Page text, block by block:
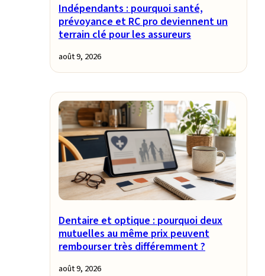
Indépendants : pourquoi santé,
prévoyance et RC pro deviennent un
terrain clé pour les assureurs
août 9, 2026
Dentaire et optique : pourquoi deux
mutuelles au même prix peuvent
rembourser très différemment ?
août 9, 2026